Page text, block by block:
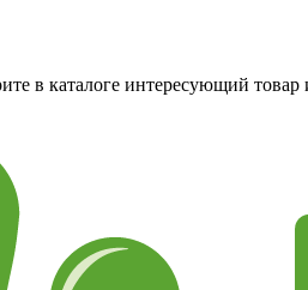
в каталоге интересующий